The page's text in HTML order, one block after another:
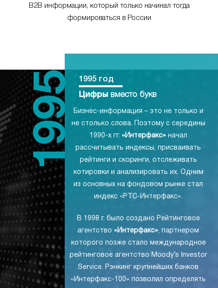
B2B информации, который только начинал тогда
формироваться в России
1995 год
Цифры вместо букв
Бизнес-информация – это не только и
не столько слова. Поэтому с середины
1990-х гг. «Интерфакс»начал
рассчитывать индексы, присваивать
рейтинги и скоринги, отслеживать
котировки и анализировать их. Одним
из основных на фондовом рынке стал
индекс «РТС-Интерфакс».
В 1998 г. было создано Рейтинговое
агентство «Интерфакс», партнером
которого позже стало международное
рейтинговое агентство Moody’s Investor
Service. Рэнкинг крупнейших банков
«Интерфакс-100» позволил определять